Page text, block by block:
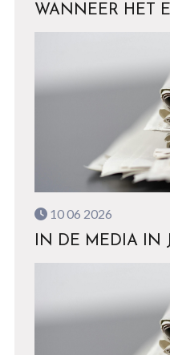
WANNEER HET
10 06 2026
IN DE MEDIA IN